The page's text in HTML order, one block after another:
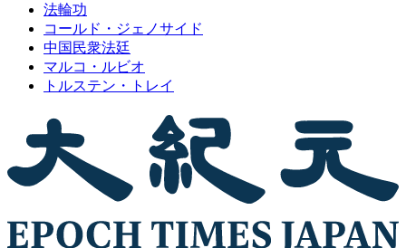
法輪功
コールド・ジェノサイド
中国民衆法廷
マルコ・ルビオ
トルステン・トレイ